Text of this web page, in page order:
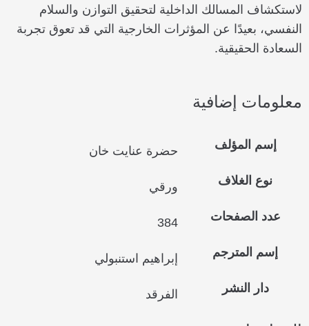
لاستكشاف المسالك الداخلية لتحقيق التوازن والسلام
النفسي، بعيدًا عن المؤثرات الخارجية التي قد تعوق تجربة
السعادة الحقيقية.
معلومات إضافية
إسم المؤلف حضرة عنايت خان
نوع الغلاف ورقي
عدد الصفحات 384
إسم المترجم إبراهيم استنبولي
دار النشر الفرقد